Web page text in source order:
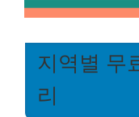
지역별 무
리